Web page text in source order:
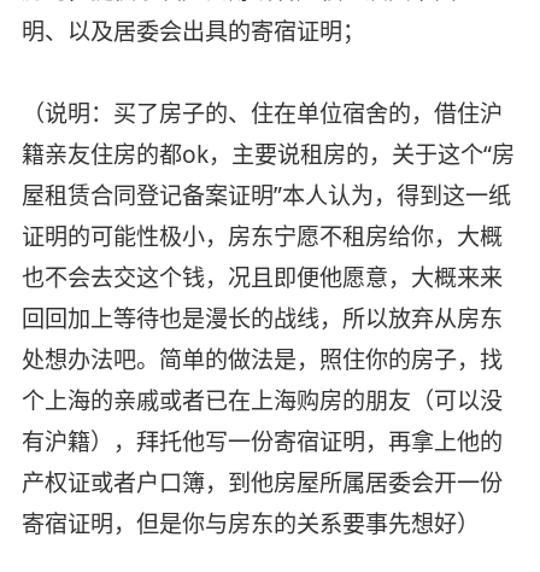
明、以及居委会出具的寄宿证明；
（说明：买了房子的、住在单位宿舍的，借住沪
籍亲友住房的都ok，主要说租房的，关于这个“房
屋租赁合同登记备案证明”本人认为，得到这一纸
证明的可能性极小，房东宁愿不租房给你，大概
也不会去交这个钱，况且即便他愿意，大概来来
回回加上等待也是漫长的战线，所以放弃从房东
处想办法吧。简单的做法是，照住你的房子，找
个上海的亲戚或者已在上海购房的朋友（可以没
有沪籍），拜托他写一份寄宿证明，再拿上他的
产权证或者户口簿，到他房屋所属居委会开一份
寄宿证明，但是你与房东的关系要事先想好）